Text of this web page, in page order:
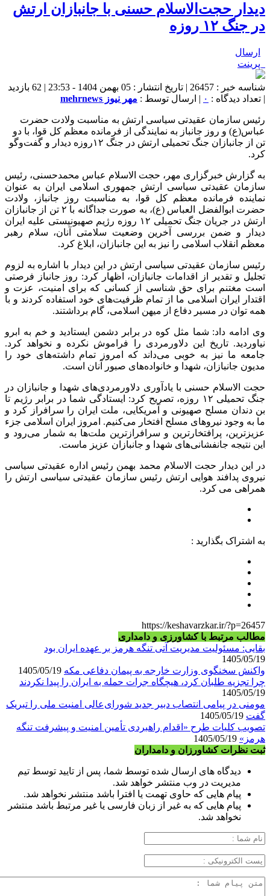
دیدار حجت‌الاسلام حسنی با جانبازان ارتش
در جنگ ۱۲ روزه
ارسال
پرینت
شناسه خبر : 26457 | تاریخ انتشار : 05 بهمن 1404 - 23:53 | 62 بازدید
| تعداد دیدگاه : ۰ | ارسال توسط : مهر نیوز mehrnews
رئیس سازمان عقیدتی سیاسی ارتش به مناسبت ولادت حضرت
عباس(ع) و روز جانباز به نمایندگی از فرمانده معظم کل قوا، با دو
تن از جانبازان جنگ تحمیلی ارتش در جنگ ۱۲روزه دیدار و گفت‌وگو
کرد.
به گزارش خبرگزاری مهر، حجت الاسلام عباس محمدحسنی، رئیس
سازمان عقیدتی سیاسی ارتش جمهوری اسلامی ایران به عنوان
نماینده فرمانده معظم کل قوا، به مناسبت روز جانباز، ولادت
حضرت ابوالفضل العباس (ع)، به صورت جداگانه با ۲ تن از جانبازان
ارتش در جریان جنگ تحمیلی ۱۲ روزه رژیم صهیونیستی علیه ایران
دیدار و ضمن بررسی آخرین وضعیت سلامتی آنان، سلام رهبر
معظم انقلاب اسلامی را نیز به این جانبازان، ابلاغ کرد.
رئیس سازمان عقیدتی سیاسی ارتش در این دیدار با اشاره به لزوم
تجلیل و تقدیر از اقدامات جانبازان، اظهار کرد: روز جانباز فرصتی
است مغتنم برای حق شناسی از کسانی که برای امنیت، عزت و
اقتدار ایران اسلامی ما از تمام ظرفیت‌های خود استفاده کردند و با
همه توان در مسیر دفاع از میهن اسلامی، گام برداشتند.
وی ادامه داد: شما مثل کوه در برابر دشمن ایستادید و خم به ابرو
نیاوردید. تاریخ این دلاورمردی را فراموش نکرده و نخواهد کرد.
جامعه ما نیز به خوبی می‌داند که امروز تمام داشته‌های خود را
مدیون جانبازان، شهدا و خانواده‌های صبور آنان است.
حجت الاسلام حسنی با یادآوری دلاورمردی‌های شهدا و جانبازان در
جنگ تحمیلی ۱۲ روزه، تصریح کرد: ایستادگی شما در برابر رژیم تا
بن دندان مسلح صهیونی و آمریکایی، ملت ایران را سرافراز کرد و
ما به وجود نیروهای مسلح افتخار می‌کنیم. امروز ایران اسلامی جزء
عزیزترین، پرافتخارترین و سرافرازترین ملت‌ها به شمار می‌رود و
این نتیجه جانفشانی‌های شهدا و جانبازان عزیز ماست.
در این دیدار حجت الاسلام محمد بهمن رئیس اداره عقیدتی سیاسی
نیروی پدافند هوایی ارتش رئیس سازمان عقیدتی سیاسی ارتش را
همراهی می کرد.
به اشتراک بگذارید :
https://keshavarzkar.ir/?p=26457
مطالب مرتبط با کشاورزی و دامداری
بقایی: مسئولیت مدیریت آتی تنگه هرمز بر عهده ایران بود
1405/05/19
واکنش سخنگوی وزارت خارجه به پیمان دفاعی مکه
چرا تجزیه طلبان کرد، هیچگاه جرات حمله به ایران را پیدا نکردند
1405/05/19
مومنی در پیامی انتصاب دبیر جدید شورای‌عالی امنیت ملی را تبریک
گفت
تصویب کلیات طرح «اقدام راهبردی تأمین امنیت و پیشرفت تنگه
هرمز»
ثبت نظرات کشاورزان و دامداران
دیدگاه های ارسال شده توسط شما، پس از تایید توسط تیم
مدیریت در وب منتشر خواهد شد.
پیام هایی که حاوی تهمت یا افترا باشد منتشر نخواهد شد.
پیام هایی که به غیر از زبان فارسی یا غیر مرتبط باشد منتشر
نخواهد شد.